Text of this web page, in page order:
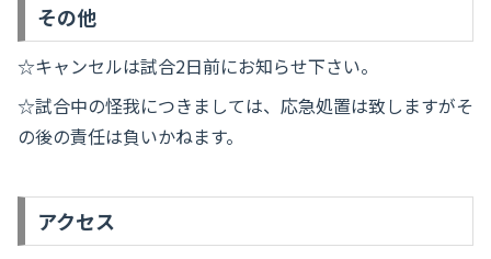
その他
☆キャンセルは試合2日前にお知らせ下さい。
☆試合中の怪我につきましては、応急処置は致しますがそ
の後の責任は負いかねます。
アクセス